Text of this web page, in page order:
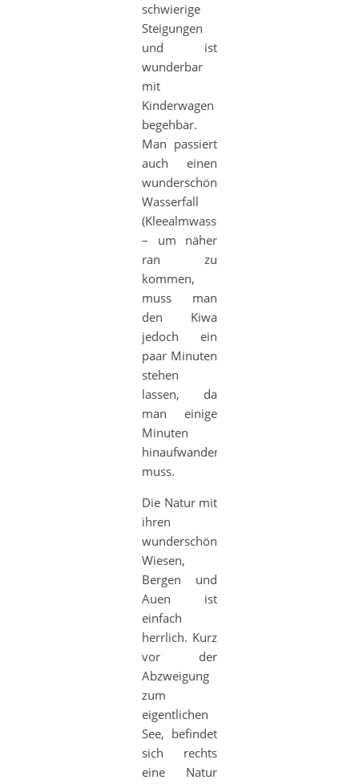
schwierige
Steigungen
und ist
wunderbar
mit
Kinderwagen
begehbar.
Man passiert
auch einen
wunderschönen
Wasserfall
(Kleealmwasserfall)
– um näher
ran zu
kommen,
muss man
den Kiwa
jedoch ein
paar Minuten
stehen
lassen, da
man einige
Minuten
hinaufwandern
muss.
Die Natur mit
ihren
wunderschönen
Wiesen,
Bergen und
Auen ist
einfach
herrlich. Kurz
vor der
Abzweigung
zum
eigentlichen
See, befindet
sich rechts
eine Natur